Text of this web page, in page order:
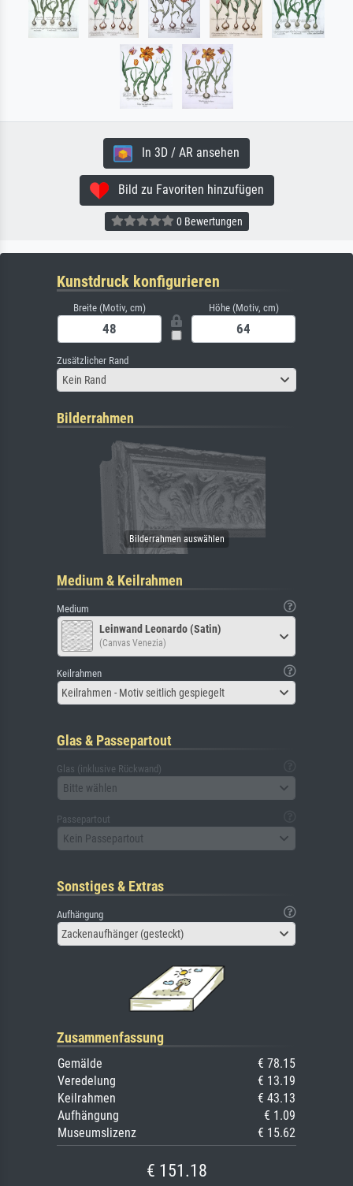
In 3D / AR ansehen
Bild zu Favoriten hinzufügen
0 Bewertungen
Kunstdruck konfigurieren
Breite (Motiv, cm) Höhe (Motiv, cm)
Zusätzlicher Rand
Kein Rand
Bilderrahmen
Medium & Keilrahmen
Medium
Leinwand Leonardo (Satin)
(Canvas Venezia)
Keilrahmen
Keilrahmen - Motiv seitlich gespiegelt
Glas & Passepartout
Glas (inklusive Rückwand)
Bitte wählen
Passepartout
Kein Passepartout
Sonstiges & Extras
Aufhängung
Zackenaufhänger (gesteckt)
Zusammenfassung
Gemälde
€ 78.15
Veredelung
€ 13.19
Keilrahmen
€ 43.13
Aufhängung
€ 1.09
Museumslizenz
€ 15.62
€ 151.18